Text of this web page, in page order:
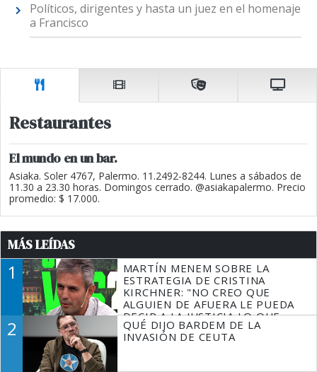
Políticos, dirigentes y hasta un juez en el homenaje
a Francisco
Restaurantes
El mundo en un bar.
Asiaka. Soler 4767, Palermo. 11.2492-8244. Lunes a sábados de
11.30 a 23.30 horas. Domingos cerrado. @asiakapalermo. Precio
promedio: $ 17.000.
MÁS LEÍDAS
1
MARTÍN MENEM SOBRE LA
ESTRATEGIA DE CRISTINA
KIRCHNER: "NO CREO QUE
ALGUIEN DE AFUERA LE PUEDA
DECIR A LA JUSTICIA LO QUE
TIENE QUE HACER"
2
QUÉ DIJO BARDEM DE LA
INVASIÓN DE CEUTA